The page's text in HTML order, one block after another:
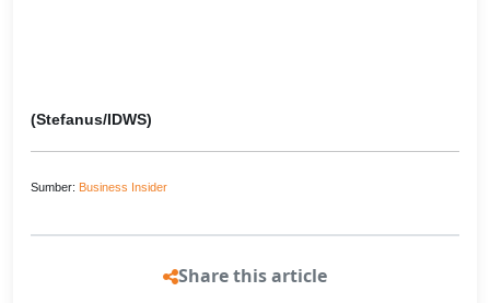
(Stefanus/IDWS)
Sumber: Business Insider
Share this article